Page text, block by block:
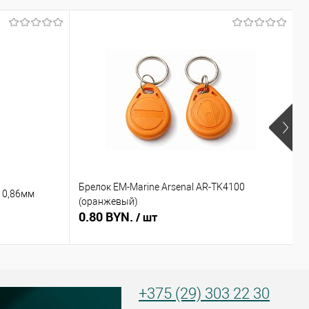
0,86мм
Брелок EM-Marine Arsenal AR-TK4100
(оранжевый)
0.80 BYN. / шт
+375 (29) 303 22 30